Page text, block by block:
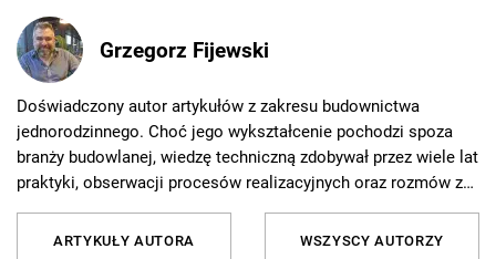
Grzegorz Fijewski
Doświadczony autor artykułów z zakresu budownictwa
jednorodzinnego. Choć jego wykształcenie pochodzi spoza
branży budowlanej, wiedzę techniczną zdobywał przez wiele lat
praktyki, obserwacji procesów realizacyjnych oraz rozmów z
wykonawcami i projektantami. Pasjonuje się nowoczesnymi
technologiami budowlanymi, innowacyjnymi materiałami oraz
ARTYKUŁY AUTORA WSZYSCY AUTORZY